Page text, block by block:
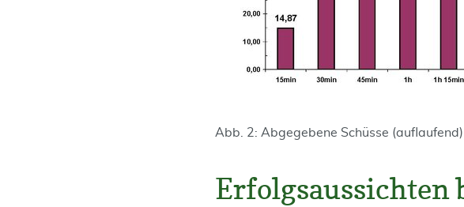
Abb. 2: Abgegebene Schüsse
Erfolgsaussichten